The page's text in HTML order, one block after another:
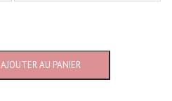
AJOUTER AU PANIER